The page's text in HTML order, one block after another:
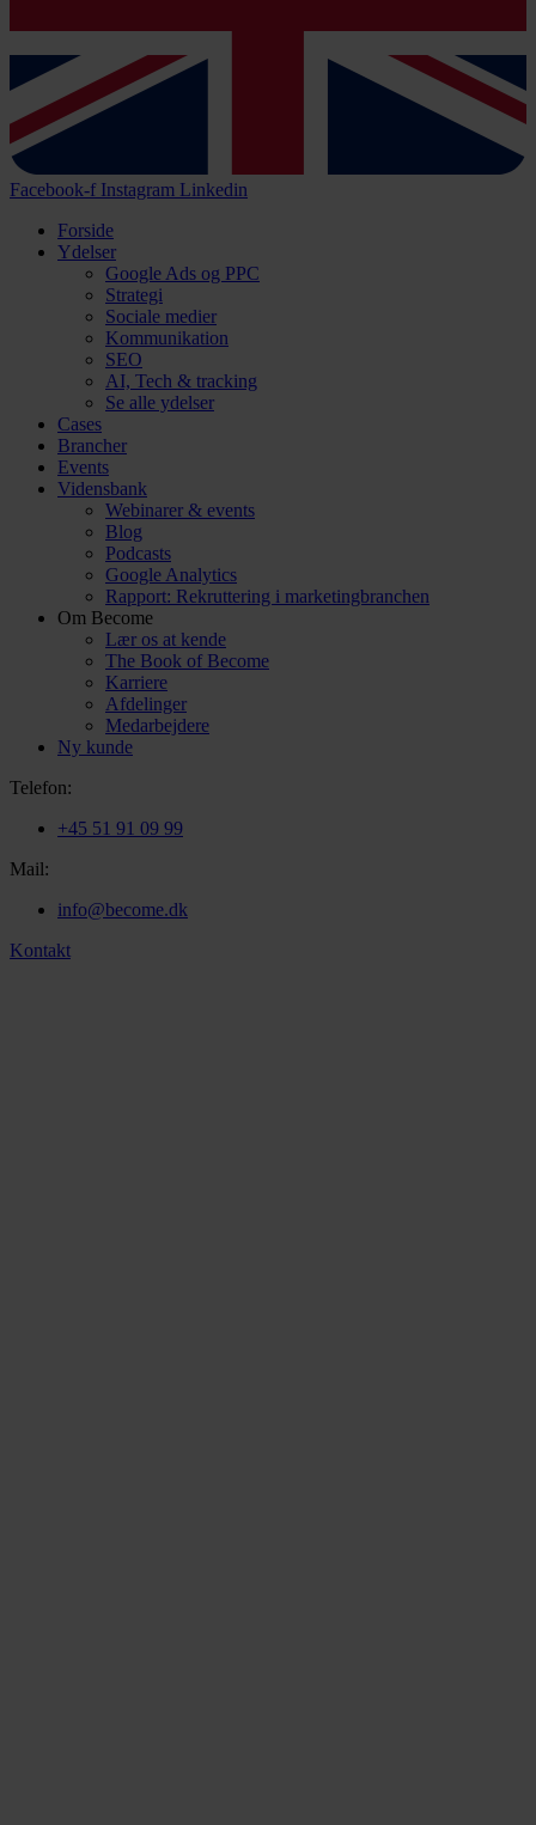
Facebook-f Instagram Linkedin
Forside
Ydelser
Google Ads og PPC
Strategi
Sociale medier
Kommunikation
SEO
AI, Tech & tracking
Se alle ydelser
Cases
Brancher
Events
Vidensbank
Webinarer & events
Blog
Podcasts
Google Analytics
Rapport: Rekruttering i marketingbranchen
Om Become
Lær os at kende
The Book of Become
Karriere
Afdelinger
Medarbejdere
Ny kunde
Telefon:
+45 51 91 09 99
Mail:
info@become.dk
Kontakt